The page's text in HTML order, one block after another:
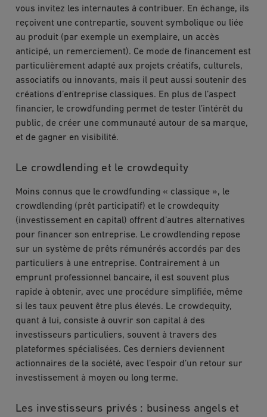
vous invitez les internautes à contribuer. En échange, ils
reçoivent une contrepartie, souvent symbolique ou liée
au produit (par exemple un exemplaire, un accès
anticipé, un remerciement). Ce mode de financement est
particulièrement adapté aux projets créatifs, culturels,
associatifs ou innovants, mais il peut aussi soutenir des
créations d’entreprise classiques. En plus de l’aspect
financier, le crowdfunding permet de tester l’intérêt du
public, de créer une communauté autour de sa marque,
et de gagner en visibilité.
Le crowdlending et le crowdequity
Moins connus que le crowdfunding « classique », le
crowdlending (prêt participatif) et le crowdequity
(investissement en capital) offrent d’autres alternatives
pour financer son entreprise. Le crowdlending repose
sur un système de prêts rémunérés accordés par des
particuliers à une entreprise. Contrairement à un
emprunt professionnel bancaire, il est souvent plus
rapide à obtenir, avec une procédure simplifiée, même
si les taux peuvent être plus élevés. Le crowdequity,
quant à lui, consiste à ouvrir son capital à des
investisseurs particuliers, souvent à travers des
plateformes spécialisées. Ces derniers deviennent
actionnaires de la société, avec l’espoir d’un retour sur
investissement à moyen ou long terme.
Les investisseurs privés : business angels et